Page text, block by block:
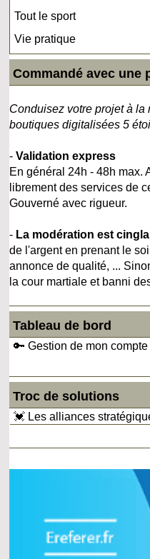
Tout le sport
Vie pratique
Commandé avec une
Conduisez votre projet à
boutiques digitalisées 5
-Validation express
En général 24h - 48h max.
librement des services de
Gouverné avec rigueur.
- La modération est
de l'argent en prenant le
annonce de qualité, ...
la cour martiale et banni
Tableau de bord
🔑 Gestion de mon compte
Troc de solutions
💓 Les alliances